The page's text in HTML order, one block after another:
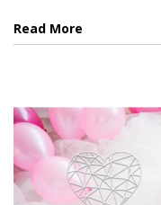
Read More